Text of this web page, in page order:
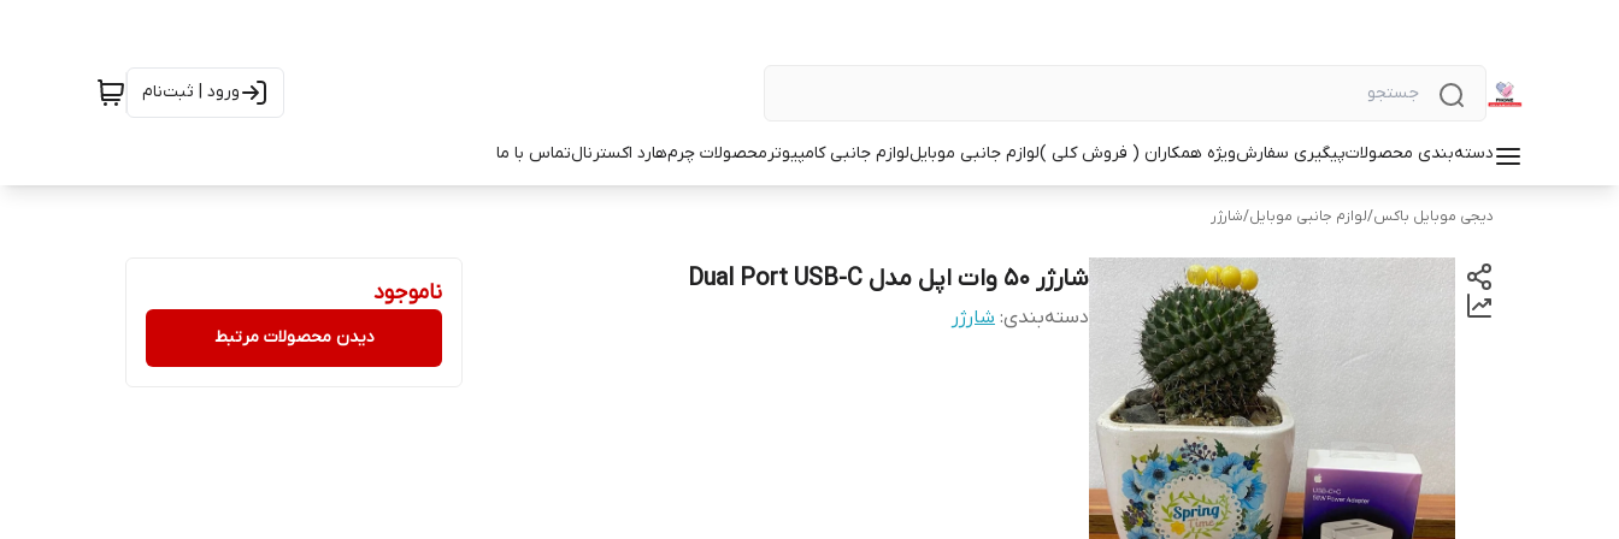
ورود | ثبت‌نام
دسته‌بندی محصولاتپیگیری سفارشویژه همکاران ( فروش کلی )لوازم جانبی موبایللوازم جانبی کامپیوترمحصولات چرمهارد اکسترنالتماس با ما
دیجی موبایل باکس/لوازم جانبی موبایل/شارژر
شارژر 50 وات اپل مدل Dual Port USB-C
دسته‌بندی: شارژر
ناموجود
دیدن محصولات مرتبط